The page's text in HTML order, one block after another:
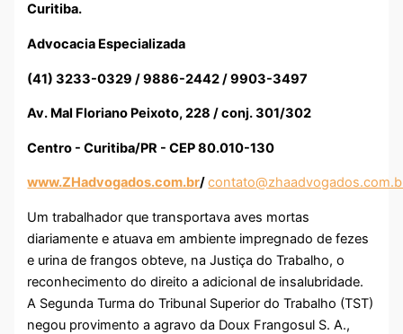
Curitiba.
Advocacia Especializada
(41) 3233-0329 / 9886-2442 / 9903-3497
Av. Mal Floriano Peixoto, 228 / conj. 301/302
Centro - Curitiba/PR - CEP 80.010-130
www.ZHadvogados.com.br/
Um trabalhador que transportava aves mortas
diariamente e atuava em ambiente impregnado de fezes
e urina de frangos obteve, na Justiça do Trabalho, o
reconhecimento do direito a adicional de insalubridade.
A Segunda Turma do Tribunal Superior do Trabalho (TST)
negou provimento a agravo da Doux Frangosul S. A.,